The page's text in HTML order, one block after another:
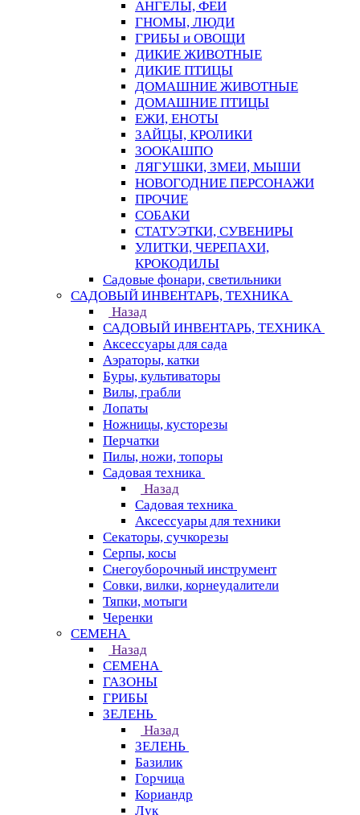
АНГЕЛЫ, ФЕИ
ГНОМЫ, ЛЮДИ
ГРИБЫ и ОВОЩИ
ДИКИЕ ЖИВОТНЫЕ
ДИКИЕ ПТИЦЫ
ДОМАШНИЕ ЖИВОТНЫЕ
ДОМАШНИЕ ПТИЦЫ
ЕЖИ, ЕНОТЫ
ЗАЙЦЫ, КРОЛИКИ
ЗООКАШПО
ЛЯГУШКИ, ЗМЕИ, МЫШИ
НОВОГОДНИЕ ПЕРСОНАЖИ
ПРОЧИЕ
СОБАКИ
СТАТУЭТКИ, СУВЕНИРЫ
УЛИТКИ, ЧЕРЕПАХИ,
КРОКОДИЛЫ
Садовые фонари, светильники
САДОВЫЙ ИНВЕНТАРЬ, ТЕХНИКА
Назад
САДОВЫЙ ИНВЕНТАРЬ, ТЕХНИКА
Аксессуары для сада
Аэраторы, катки
Буры, культиваторы
Вилы, грабли
Лопаты
Ножницы, кусторезы
Перчатки
Пилы, ножи, топоры
Садовая техника
Назад
Садовая техника
Аксессуары для техники
Секаторы, сучкорезы
Серпы, косы
Снегоуборочный инструмент
Совки, вилки, корнеудалители
Тяпки, мотыги
Черенки
СЕМЕНА
Назад
СЕМЕНА
ГАЗОНЫ
ГРИБЫ
ЗЕЛЕНЬ
Назад
ЗЕЛЕНЬ
Базилик
Горчица
Кориандр
Лук